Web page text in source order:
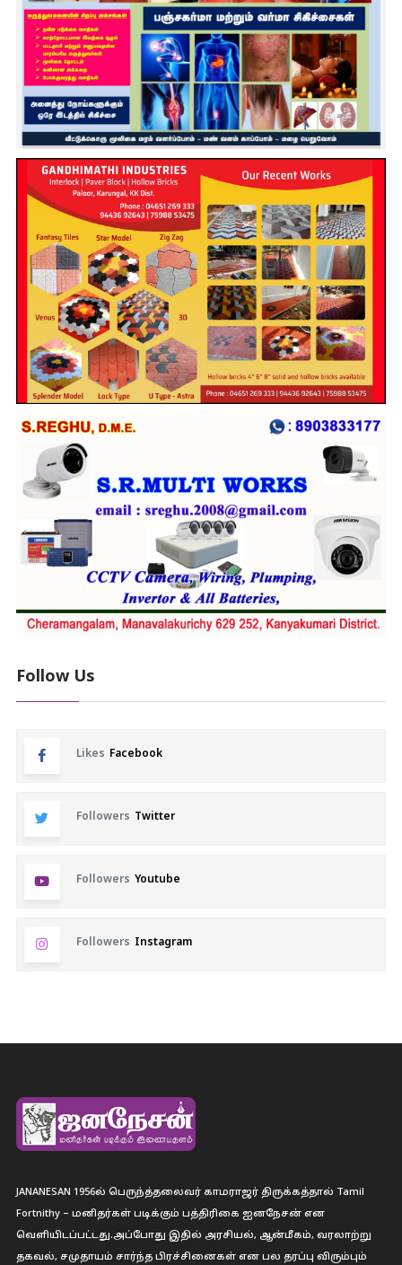
Follow Us
Likes Facebook
Followers Twitter
Followers Youtube
Followers Instagram
JANANESAN 1956ல் பெருந்த்தலைவர் காமராஜர் திருக்கத்தால் Tamil
Fortnithy – மனிதர்கள் படிக்கும் பத்திரிகை ஐனநேசன் என
வெளியிடப்பட்டது.அப்போது இதில் அரசியல், ஆன்மீகம், வரலாற்று
தகவல், சமுதாயம் சார்ந்த பிரச்சினைகள் என பல தரப்பு விரும்பும்